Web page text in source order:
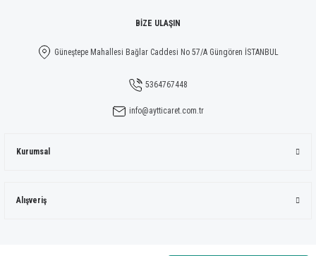
BİZE ULAŞIN
Güneştepe Mahallesi Bağlar Caddesi No 57/A Güngören İSTANBUL
5364767448
info@aytticaret.com.tr
Kurumsal
Alışveriş